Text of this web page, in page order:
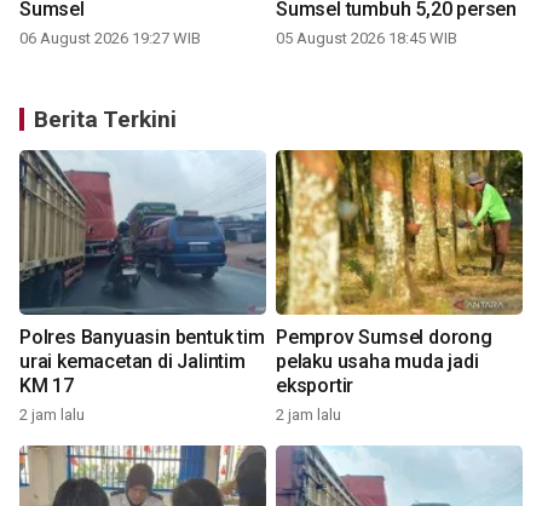
Sumsel
06 August 2026 19:27 WIB
Sumsel tumbuh 5,20 persen
05 August 2026 18:45 WIB
Berita Terkini
Polres Banyuasin bentuk tim
urai kemacetan di Jalintim
KM 17
2 jam lalu
Pemprov Sumsel dorong
pelaku usaha muda jadi
eksportir
2 jam lalu